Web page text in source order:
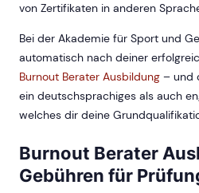
von Zertifikaten in anderen
Bei der Akademie für Sport und
automatisch nach deiner
Burnout Berater Ausbildung– und
ein deutschsprachiges als auch
welches dir deine
Burnout Berater
Gebühren für